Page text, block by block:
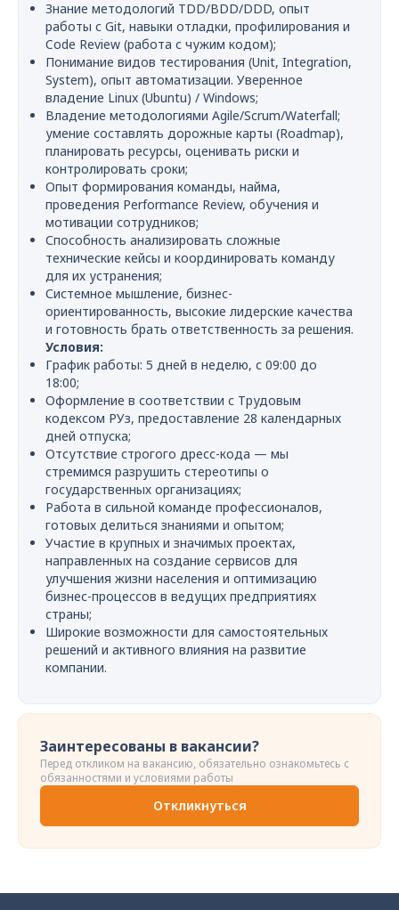
Знание методологий TDD/BDD/DDD, опыт
работы с Git, навыки отладки, профилирования и
Code Review (работа с чужим кодом);
Понимание видов тестирования (Unit, Integration,
System), опыт автоматизации. Уверенное
владение Linux (Ubuntu) / Windows;
Владение методологиями Agile/Scrum/Waterfall;
умение составлять дорожные карты (Roadmap),
планировать ресурсы, оценивать риски и
контролировать сроки;
Опыт формирования команды, найма,
проведения Performance Review, обучения и
мотивации сотрудников;
Способность анализировать сложные
технические кейсы и координировать команду
для их устранения;
Системное мышление, бизнес-
ориентированность, высокие лидерские качества
и готовность брать ответственность за решения.
Условия:
График работы: 5 дней в неделю, с 09:00 до
18:00;
Оформление в соответствии с Трудовым
кодексом РУз, предоставление 28 календарных
дней отпуска;
Отсутствие строгого дресс-кода — мы
стремимся разрушить стереотипы о
государственных организациях;
Работа в сильной команде профессионалов,
готовых делиться знаниями и опытом;
Участие в крупных и значимых проектах,
направленных на создание сервисов для
улучшения жизни населения и оптимизацию
бизнес-процессов в ведущих предприятиях
страны;
Широкие возможности для самостоятельных
решений и активного влияния на развитие
компании.
Заинтересованы в вакансии?
Перед откликом на вакансию, обязательно ознакомьтесь с
обязанностями и условиями работы
Откликнуться